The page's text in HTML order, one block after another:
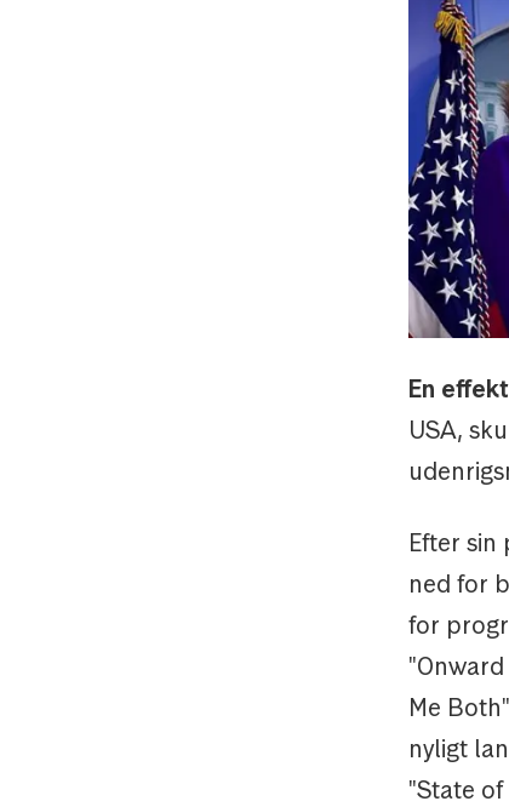
En
USA,
Efter
ned for
for
Me
nyligt
"State